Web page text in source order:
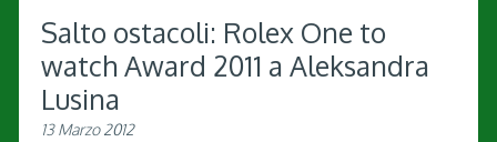
Salto ostacoli: Rolex One to
watch Award 2011 a Aleksandra
Lusina
13 Marzo 2012